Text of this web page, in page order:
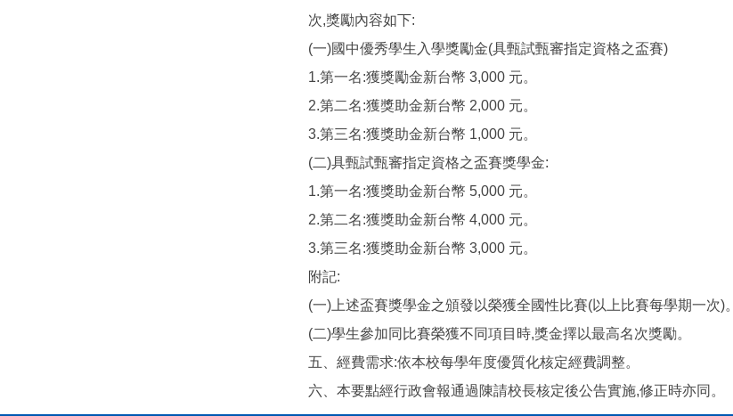
次,獎勵內容如下:
(一)國中優秀學生入學獎勵金(具甄試甄審指定資格之盃賽)
1.第一名:獲獎勵金新台幣 3,000 元。
2.第二名:獲獎助金新台幣 2,000 元。
3.第三名:獲獎助金新台幣 1,000 元。
(二)具甄試甄審指定資格之盃賽獎學金:
1.第一名:獲獎助金新台幣 5,000 元。
2.第二名:獲獎助金新台幣 4,000 元。
3.第三名:獲獎助金新台幣 3,000 元。
附記:
(一)上述盃賽獎學金之頒發以榮獲全國性比賽(以上比賽每學期一次)。
(二)學生參加同比賽榮獲不同項目時,獎金擇以最高名次獎勵。
五、經費需求:依本校每學年度優質化核定經費調整。
六、本要點經行政會報通過陳請校長核定後公告實施,修正時亦同。